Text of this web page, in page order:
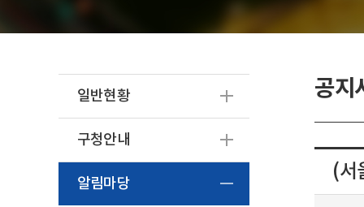
일반현황
구청안내
알림마당
공지
(서